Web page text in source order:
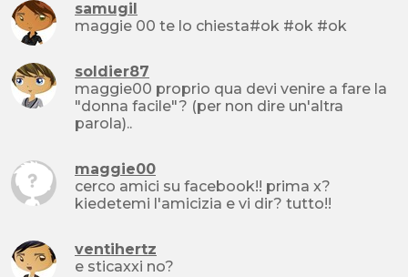
samugil
maggie 00 te lo chiesta#ok #ok #ok
soldier87
maggie00 proprio qua devi venire a fare la
"donna facile"? (per non dire un'altra
parola)..
maggie00
cerco amici su facebook!! prima x?
kiedetemi l'amicizia e vi dir? tutto!!
ventihertz
e sticaxxi no?